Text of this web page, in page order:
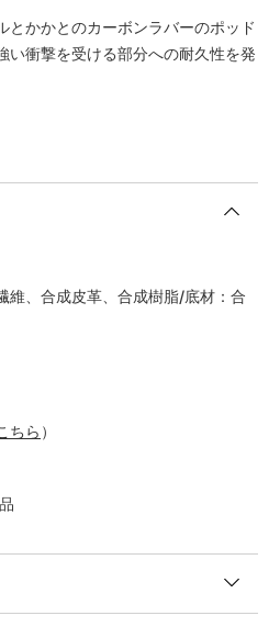
とかかとのカーボンラバーのポッド
い衝撃を受ける部分への耐久性を発
維、合成皮革、合成樹脂/底材：合
ちら ）